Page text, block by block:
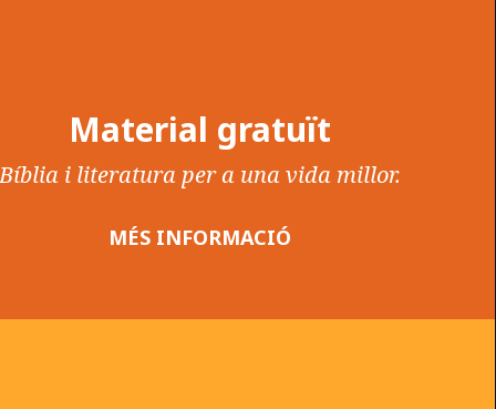
Material gratuït
Bíblia i literatura per a una vida millor.
MÉS INFORMACIÓ